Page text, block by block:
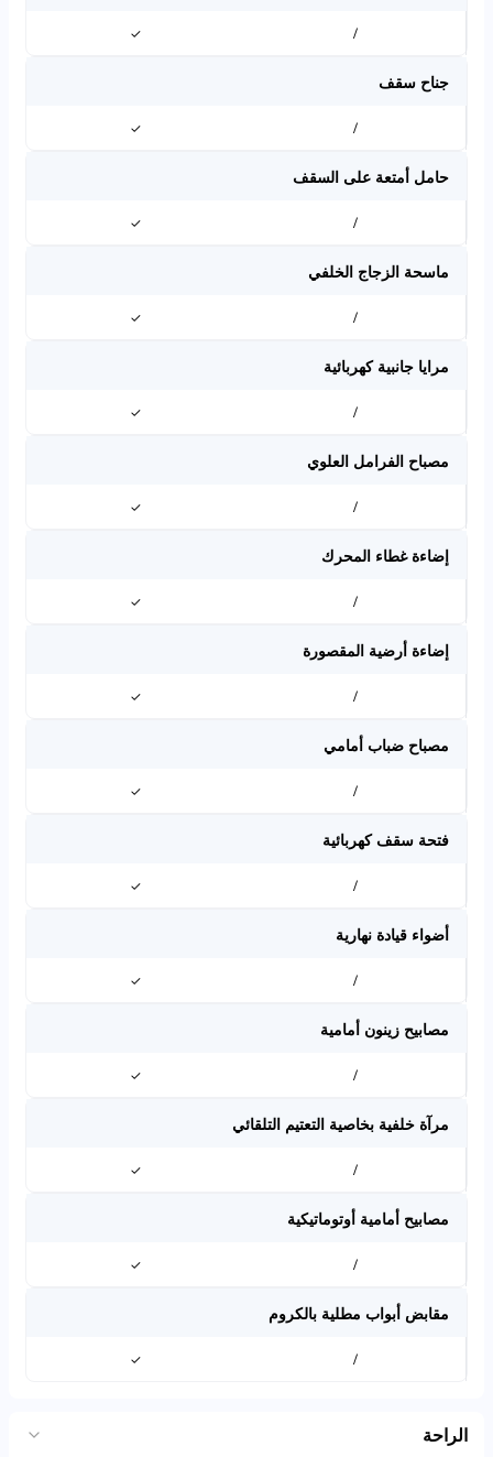
/
✓
جناح سقف
/
✓
حامل أمتعة على السقف
/
✓
ماسحة الزجاج الخلفي
/
✓
مرايا جانبية كهربائية
/
✓
مصباح الفرامل العلوي
/
✓
إضاءة غطاء المحرك
/
✓
إضاءة أرضية المقصورة
/
✓
مصباح ضباب أمامي
/
✓
فتحة سقف كهربائية
/
✓
أضواء قيادة نهارية
/
✓
مصابيح زينون أمامية
/
✓
مرآة خلفية بخاصية التعتيم التلقائي
/
✓
مصابيح أمامية أوتوماتيكية
/
✓
مقابض أبواب مطلية بالكروم
/
✓
الراحة